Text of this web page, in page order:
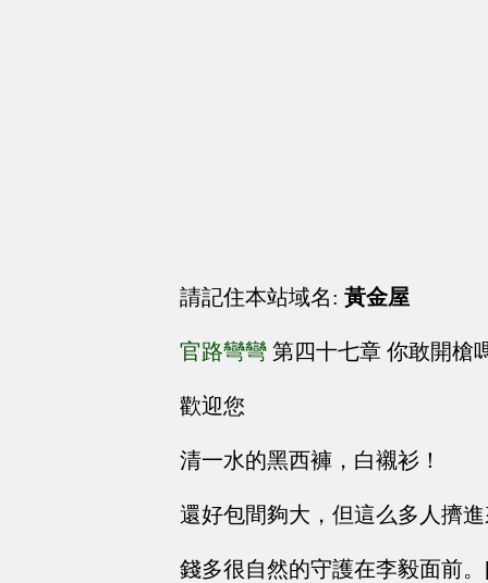
請記住本站域名: 黃金屋
官路彎彎 第四十七章 你敢開槍
歡迎您
清一水的黑西褲，白襯衫！
還好包間夠大，但這么多人擠
錢多很自然的守護在李毅面前